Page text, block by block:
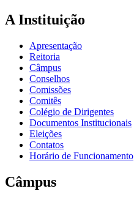
A Instituição
Apresentação
Reitoria
Câmpus
Conselhos
Comissões
Comitês
Colégio de Dirigentes
Documentos Institucionais
Eleições
Contatos
Horário de Funcionamento
Câmpus